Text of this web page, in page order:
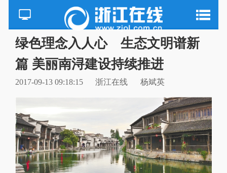
绿色理念入人心 生态文明谱新
篇 美丽南浔建设持续推进
2017-09-13 09:18:15 浙江在线 杨斌英